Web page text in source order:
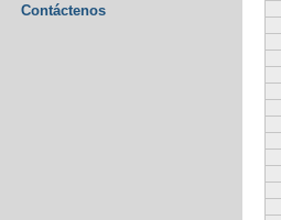
Contáctenos